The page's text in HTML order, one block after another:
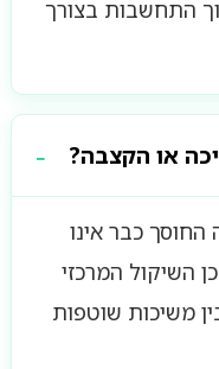
התחשבות בצורך
או הקצבה?
כבר אינו
השיקול המרכזי
משיכות שוטפות